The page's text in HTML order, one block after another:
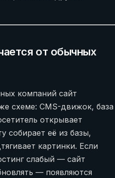
от обычных
компаний сайт
схеме: CMS-движок, база
открывает
собирает её из базы,
картинки. Если
слабый — сайт
— появляются